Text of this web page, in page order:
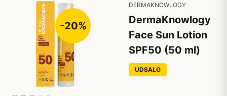
-20%
DERMAKNOWLOGY
DermaKnowlogy
Face Sun Lotion
SPF50 (50 ml)
UDSALG